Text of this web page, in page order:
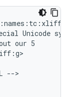
Unicode
our
-->